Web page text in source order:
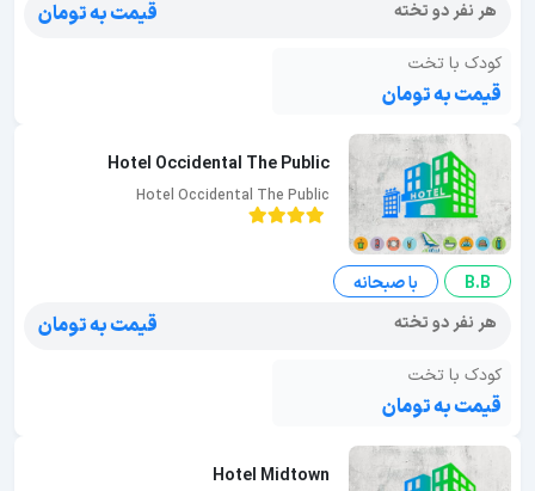
هر نفر دو تخته
قیمت به تومان
کودک با تخت
قیمت به تومان
Hotel Occidental The Public
Hotel Occidental The Public
B.B
با صبحانه
هر نفر دو تخته
قیمت به تومان
کودک با تخت
قیمت به تومان
Hotel Midtown